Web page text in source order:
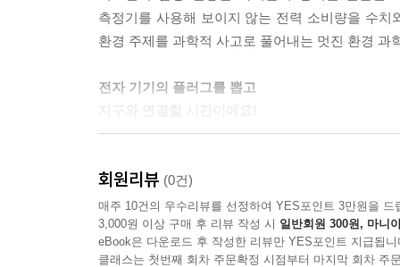
측정기를 사용해 보이지 않는 전력 소비량을 수
환경 주제를 과학적 사고로 풀어내는 멋진 환경 과
전자 기기의 플러그를 뽑고
적절하게 유지해서 냉·난방기를 덜 써요. 스마
방법이지요. 에너지 절약은 곧 환경을 보호하
줄어들어서 오늘의 환경 문제인 지구 온난화를
모색해야 해요. 저스틴이 제안하는 에너지 절약은
회원리뷰 (0건)
매주 10건의 우수리뷰를 선정하여 YES포인트 3만원을 드
3,000원 이상 구매 후 리뷰 작성 시 일반회원 300원, 마니
eBook은 다운로드 후 작성한 리뷰만 YES포인트 지급됩니
클래스는 첫번째 회차 주문확정 시점부터 마지막 회차 주